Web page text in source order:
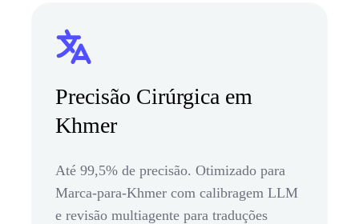
Precisão Cirúrgica em
Khmer
Até 99,5% de precisão. Otimizado para
Marca-para-Khmer com calibragem LLM
e revisão multiagente para traduções